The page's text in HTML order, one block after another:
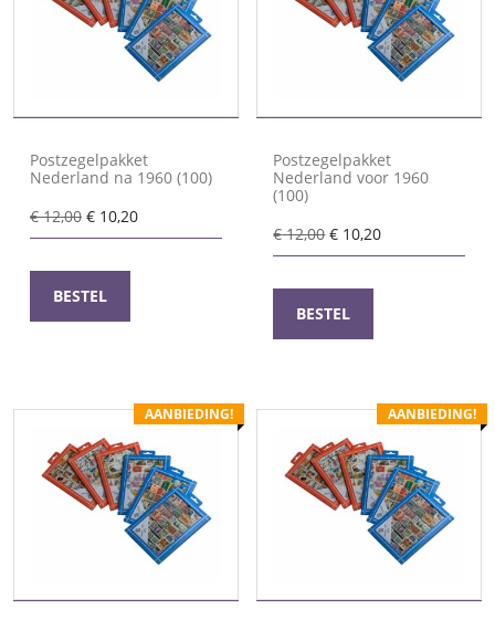
Postzegelpakket
Nederland na 1960 (100)
€12,00 Oorspronkelijke
prijs
€ 12,00.
€ 10,20Huidige
prijs
BESTEL
Postzegelpakket
Nederland voor 1960
(100)
€12,00Oorspronkelijke
prijs
€ 12,00.
€ 10,20Huidige
prijs
BESTEL
AANBIEDING! AANBIEDING!